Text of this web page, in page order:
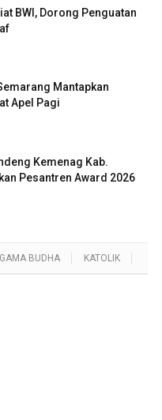
BWI, Dorong Penguatan
Mantapkan
Apel Pagi
Kemenag Kab.
Pesantren Award 2026
BUDHA KATOLIK